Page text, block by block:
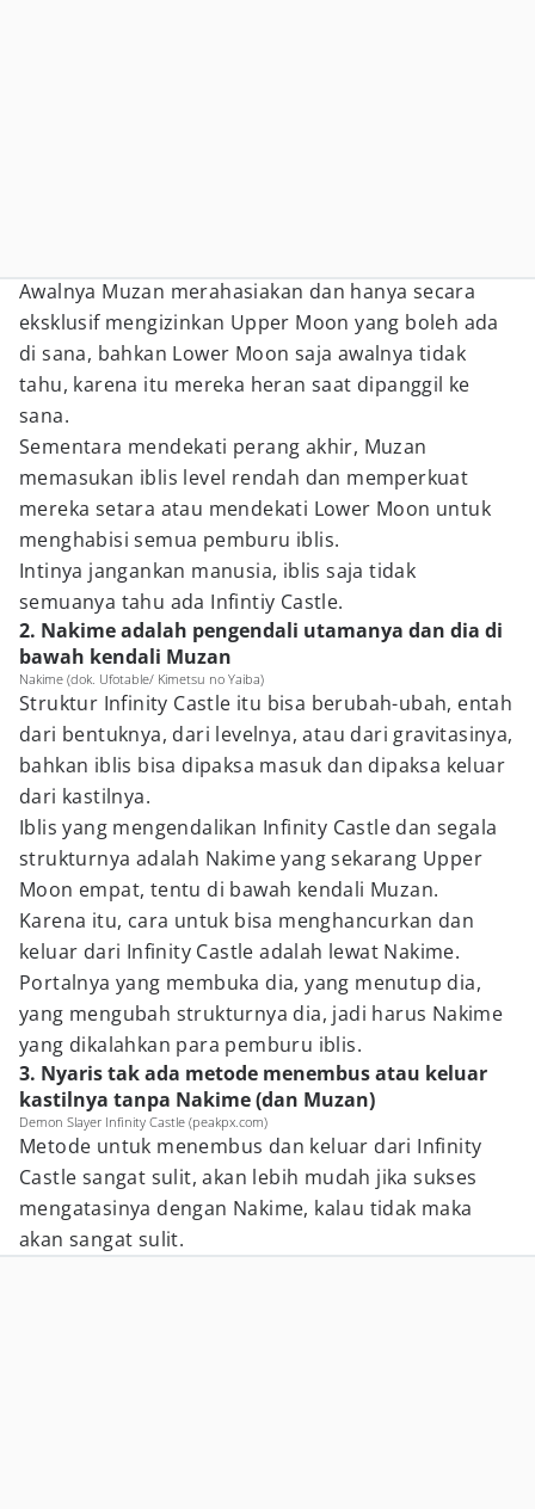
Awalnya Muzan merahasiakan dan hanya secara
eksklusif mengizinkan Upper Moon yang boleh ada
di sana, bahkan Lower Moon saja awalnya tidak
tahu, karena itu mereka heran saat dipanggil ke
sana.
Sementara mendekati perang akhir, Muzan
memasukan iblis level rendah dan memperkuat
mereka setara atau mendekati Lower Moon untuk
menghabisi semua pemburu iblis.
Intinya jangankan manusia, iblis saja tidak
semuanya tahu ada Infintiy Castle.
2. Nakime adalah pengendali utamanya dan dia di
bawah kendali Muzan
Nakime (dok. Ufotable/ Kimetsu no Yaiba)
Struktur Infinity Castle itu bisa berubah-ubah, entah
dari bentuknya, dari levelnya, atau dari gravitasinya,
bahkan iblis bisa dipaksa masuk dan dipaksa keluar
dari kastilnya.
Iblis yang mengendalikan Infinity Castle dan segala
strukturnya adalah Nakime yang sekarang Upper
Moon empat, tentu di bawah kendali Muzan.
Karena itu, cara untuk bisa menghancurkan dan
keluar dari Infinity Castle adalah lewat Nakime.
Portalnya yang membuka dia, yang menutup dia,
yang mengubah strukturnya dia, jadi harus Nakime
yang dikalahkan para pemburu iblis.
3. Nyaris tak ada metode menembus atau keluar
kastilnya tanpa Nakime (dan Muzan)
Demon Slayer Infinity Castle (peakpx.com)
Metode untuk menembus dan keluar dari Infinity
Castle sangat sulit, akan lebih mudah jika sukses
mengatasinya dengan Nakime, kalau tidak maka
akan sangat sulit.